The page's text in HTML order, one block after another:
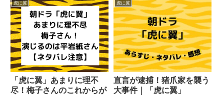
虎に翼
「虎に翼」あまりに理不
尽！梅子さんのこれからが
虎に翼
直言が逮捕！猪爪家を襲う
大事件｜「虎に翼」